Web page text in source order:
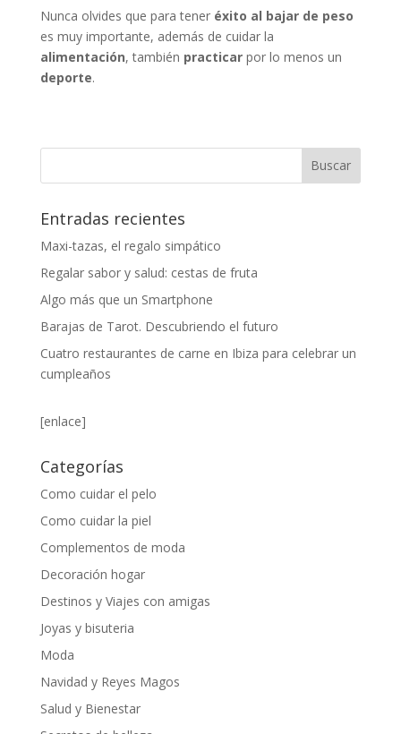
Nunca olvides que para tener éxito al bajar de peso
es muy importante, además de cuidar la
alimentación, también practicarpor lo menos un
deporte.
Entradas recientes
Maxi-tazas, el regalo simpático
Regalar sabor y salud: cestas de fruta
Algo más que un Smartphone
Barajas de Tarot. Descubriendo el futuro
Cuatro restaurantes de carne en Ibiza para celebrar un
cumpleaños
[enlace]
Categorías
Como cuidar el pelo
Como cuidar la piel
Complementos de moda
Decoración hogar
Destinos y Viajes con amigas
Joyas y bisuteria
Moda
Navidad y Reyes Magos
Salud y Bienestar